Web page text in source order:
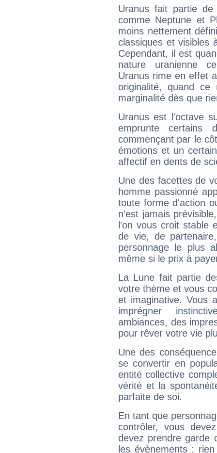
Uranus fait partie
comme Neptune et
moins nettement
classiques et visibles
Cependant, il est
nature uranienne
Uranus rime en effet
originalité, quand ce
marginalité dès que
Uranus est l'octave
emprunte
commençant par le
émotions et un
affectif en dents de
Une des facettes de
homme passionné
toute forme d'action
n'est jamais
l'on vous croit stable
de vie, de
personnage le plus
même si le prix à
La Lune fait partie
votre thème et vous
et imaginative. Vous
imprégner
ambiances, des
pour rêver votre vie
Une des
se convertir en
entité collective
vérité et la
parfaite de soi.
En tant que
contrôler, vous
devez prendre garde
les évènements :